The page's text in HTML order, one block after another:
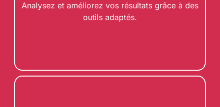
Analysez et améliorez vos résultats grâce à des
outils adaptés.